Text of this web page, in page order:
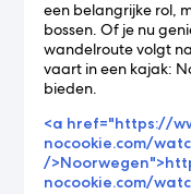
een belangrijke rol,
bossen. Of je nu
wandelroute volgt
vaart in een kajak:
bieden.
<a href="https://
nocookie.com/
/
nocookie.com/